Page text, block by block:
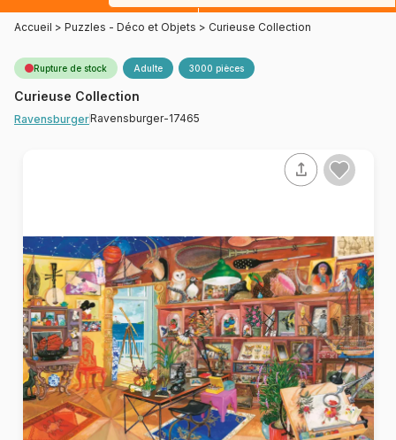
Accueil > Puzzles - Déco et Objets > Curieuse Collection
Rupture de stock Adulte 3000 pièces
Curieuse Collection
RavensburgerRavensburger-17465